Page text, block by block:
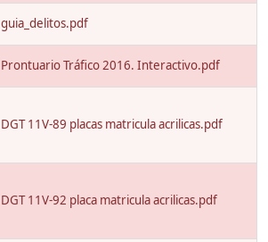
guia_delitos.pdf
Prontuario Tráfico 2016. Interactivo.pdf
DGT 11V-89 placas matricula acrilicas.pdf
DGT 11V-92 placa matricula acrilicas.pdf